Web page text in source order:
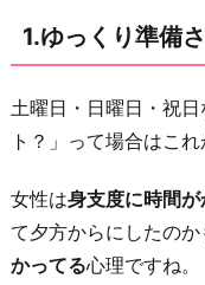
の
デ
ー
ト
疲
れ
さ
1.ゆっくり準備
土曜日・日曜日・祝
ト？」って場合はこれ
女性は身支度に時間が
て夕方からにしたの
かってる心理ですね。